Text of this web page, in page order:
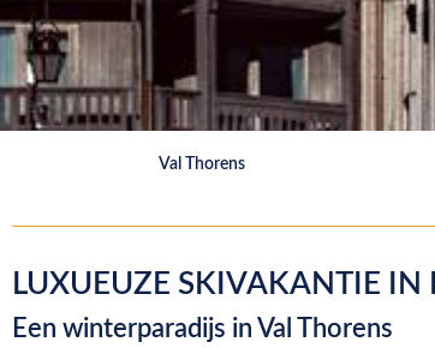
Val Thorens
LUXUEUZE SKIVAKANTIE IN
Een winterparadijs in Val Thorens